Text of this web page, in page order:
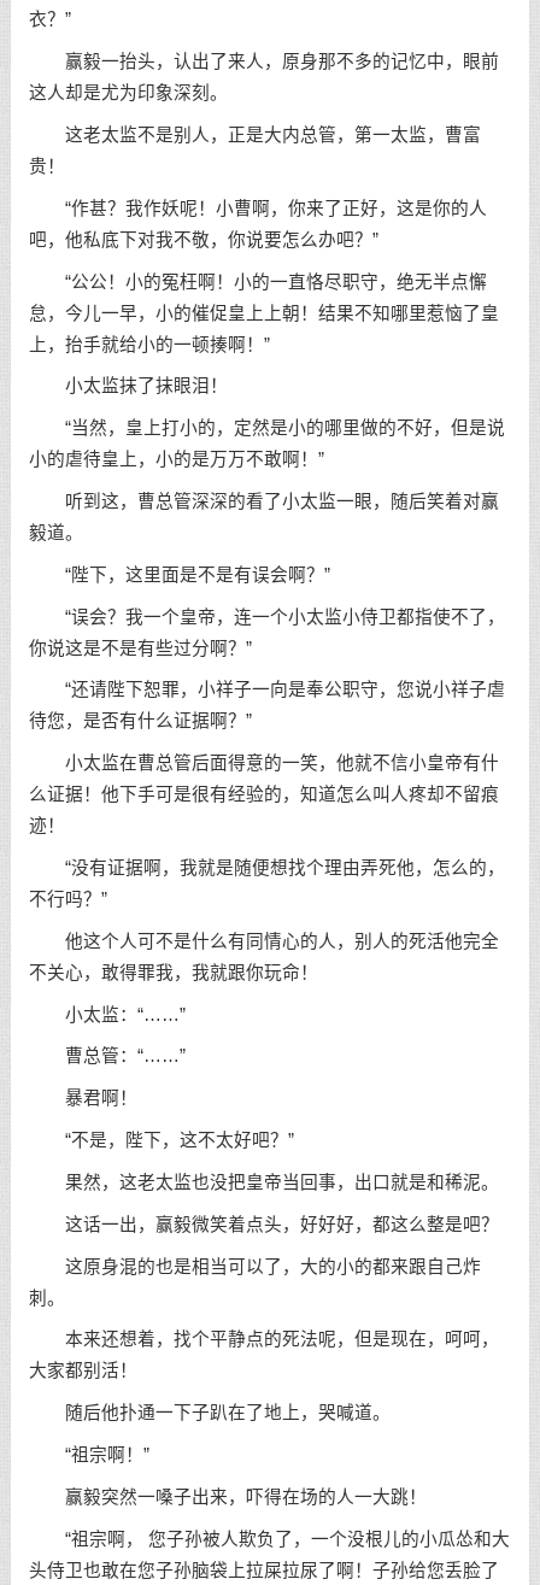
衣？”
赢毅一抬头，认出了来人，原身那不多的记忆中，眼前
这人却是尤为印象深刻。
这老太监不是别人，正是大内总管，第一太监，曹富
贵！
“作甚？我作妖呢！小曹啊，你来了正好，这是你的人
吧，他私底下对我不敬，你说要怎么办吧？”
“公公！小的冤枉啊！小的一直恪尽职守，绝无半点懈
怠，今儿一早，小的催促皇上上朝！结果不知哪里惹恼了皇
上，抬手就给小的一顿揍啊！”
小太监抹了抹眼泪！
“当然，皇上打小的，定然是小的哪里做的不好，但是说
小的虐待皇上，小的是万万不敢啊！”
听到这，曹总管深深的看了小太监一眼，随后笑着对赢
毅道。
“陛下，这里面是不是有误会啊？”
“误会？我一个皇帝，连一个小太监小侍卫都指使不了，
你说这是不是有些过分啊？”
“还请陛下恕罪，小祥子一向是奉公职守，您说小祥子虐
待您，是否有什么证据啊？”
小太监在曹总管后面得意的一笑，他就不信小皇帝有什
么证据！他下手可是很有经验的，知道怎么叫人疼却不留痕
迹！
“没有证据啊，我就是随便想找个理由弄死他，怎么的，
不行吗？”
他这个人可不是什么有同情心的人，别人的死活他完全
不关心，敢得罪我，我就跟你玩命！
小太监：“……”
曹总管：“……”
暴君啊！
“不是，陛下，这不太好吧？”
果然，这老太监也没把皇帝当回事，出口就是和稀泥。
这话一出，赢毅微笑着点头，好好好，都这么整是吧？
这原身混的也是相当可以了，大的小的都来跟自己炸
刺。
本来还想着，找个平静点的死法呢，但是现在，呵呵，
大家都别活！
随后他扑通一下子趴在了地上，哭喊道。
“祖宗啊！”
赢毅突然一嗓子出来，吓得在场的人一大跳！
“祖宗啊， 您子孙被人欺负了，一个没根儿的小瓜怂和大
头侍卫也敢在您子孙脑袋上拉屎拉尿了啊！子孙给您丢脸了